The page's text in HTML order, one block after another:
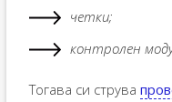
четки;
контролен
Тогава си струва